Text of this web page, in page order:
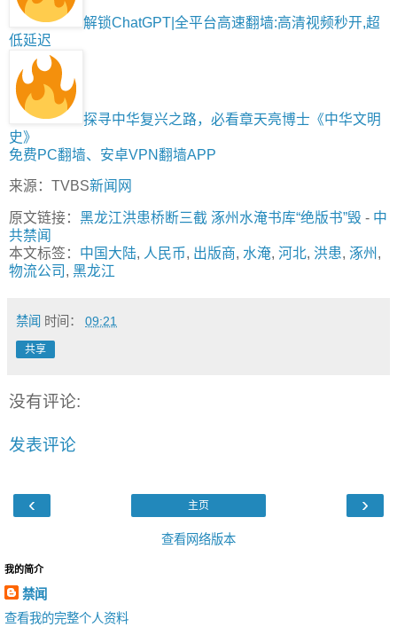
解锁ChatGPT|全平台高速翻墙:高清视频秒开,超
低延迟
探寻中华复兴之路，必看章天亮博士《中华文明
史》
免费PC翻墙、安卓VPN翻墙APP
来源：TVBS新闻网
原文链接： 黑龙江洪患桥断三截 涿州水淹书库“绝版书”毁 - 中
共禁闻
本文标签： 中国大陆, 人民币, 出版商, 水淹, 河北, 洪患, 涿州 ,
物流公司 , 黑龙江
禁闻 时间： 09:21
共享
没有评论:
发表评论
‹ ›
主页
查看网络版本
我的简介
禁闻
查看我的完整个人资料